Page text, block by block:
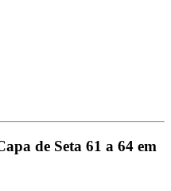
de Seta 61 a 64 em